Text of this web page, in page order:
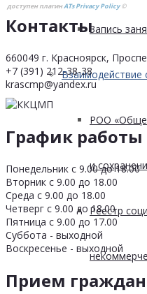
Запись
РОО
и
Реестр
доступен плагинATs Privacy Policy©
Контакты
660049 г. Красноярск,
+7 (391) 212-38-38
krascmp@yandex.ru
График работы
Понедельник с 9.00 до 18.00
Вторник с 9.00 до 18.00
Среда с 9.00 до 18.00
Четверг с 9.00 до 18.00
Пятница с 9.00 до 17.00
Суббота - выходной
Воскресенье - выходной
Прием граждан